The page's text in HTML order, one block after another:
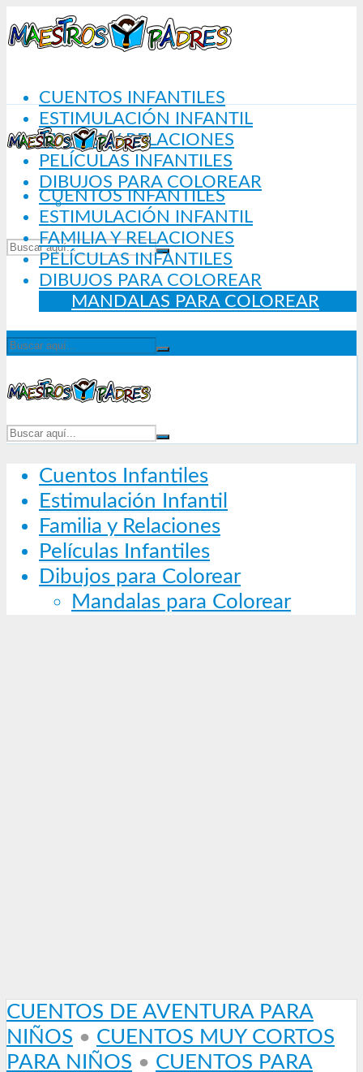
CUENTOS INFANTILES
ESTIMULACIÓN INFANTIL
FAMILIA Y RELACIONES
PELÍCULAS INFANTILES
DIBUJOS PARA COLOREAR
MANDALAS PARA COLOREAR
CUENTOS INFANTILES
ESTIMULACIÓN INFANTIL
FAMILIA Y RELACIONES
PELÍCULAS INFANTILES
DIBUJOS PARA COLOREAR
MANDALAS PARA COLOREAR
Cuentos Infantiles
Estimulación Infantil
Familia y Relaciones
Películas Infantiles
Dibujos para Colorear
Mandalas para Colorear
CUENTOS DE AVENTURA PARA
NIÑOS • CUENTOS MUY CORTOS
PARA NIÑOS • CUENTOS PARA